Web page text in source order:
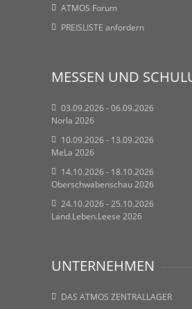
ATMOS Forum
PREISLISTE anfordern
MESSEN UND
03.09.2026 - 06.09.2026
Norla 2026
10.09.2026 - 13.09.2026
MeLa 2026
14.10.2026 - 18.10.2026
Oberschwabenschau 2026
24.10.2026 - 25.10.2026
Land.Leben.Leese 2026
UNTERNEHMEN
DAS ATMOS ZENTRALLAGER